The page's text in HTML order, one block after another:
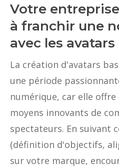
Votre
à franchir une
avec les avatars
La création d'avatars
une période
numérique, car elle
moyens innovants de
spectateurs. En suivant
(définition d'objectifs,
sur votre marque,